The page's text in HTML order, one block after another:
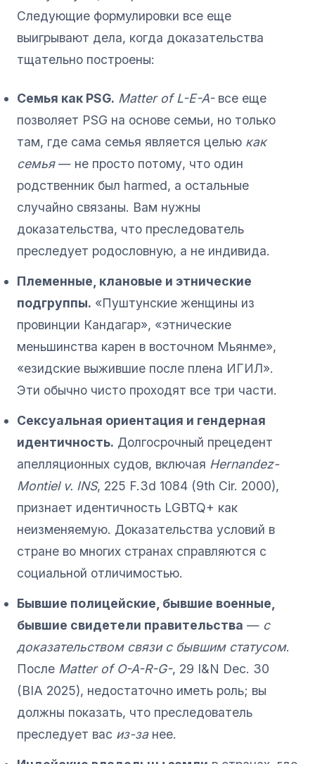
Следующие формулировки все еще
выигрывают дела, когда доказательства
тщательно построены:
Семья как PSG. Matter of L-E-A-все еще
позволяет PSG на основе семьи, но только
там, где сама семья является целью как
семья— не просто потому, что один
родственник был harmed, а остальные
случайно связаны. Вам нужны
доказательства, что преследователь
преследует родословную, а не индивида.
Племенные, клановые и этнические
подгруппы. «Пуштунские женщины из
провинции Кандагар», «этнические
меньшинства карен в восточном Мьянме»,
«езидские выжившие после плена ИГИЛ».
Эти обычно чисто проходят все три части.
Сексуальная ориентация и гендерная
идентичность. Долгосрочный прецедент
апелляционных судов, включая Hernandez-
Montiel v. INS, 225 F.3d 1084 (9th Cir. 2000),
признает идентичность LGBTQ+ как
неизменяемую. Доказательства условий в
стране во многих странах справляются с
социальной отличимостью.
Бывшие полицейские, бывшие военные,
бывшие свидетели правительства — с
доказательством связи с бывшим статусом.
После Matter of O-A-R-G-, 29 I&N Dec. 30
(BIA 2025), недостаточно иметь роль; вы
должны показать, что преследователь
преследует вас из-занее.